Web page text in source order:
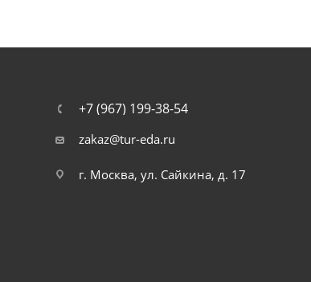
+7 (967) 199-38-54
zakaz@tur-eda.ru
г. Москва, ул. Сайкина, д. 17